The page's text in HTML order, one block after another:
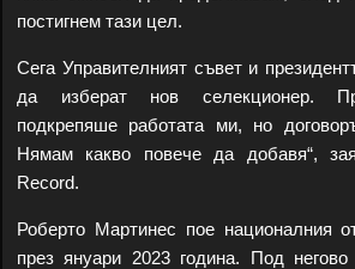
постигнем тази цел.
Сега Управителният съвет и
да изберат нов селекционер.
подкрепяше работата ми, но
Нямам какво повече да добавя“,
Record.
Роберто Мартинес пое националния
през януари 2023 година. Под негово